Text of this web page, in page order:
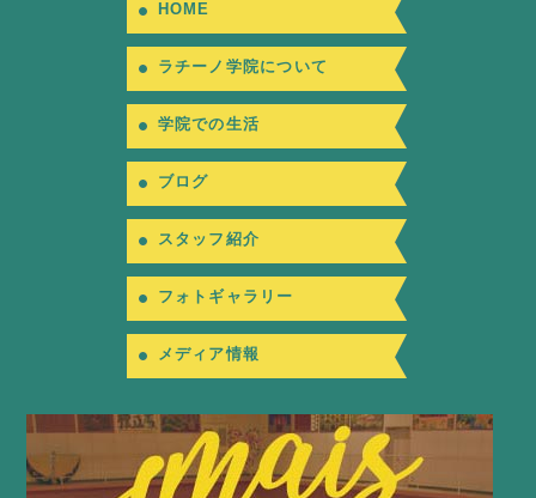
HOME
ラチーノ学院について
学院での生活
ブログ
スタッフ紹介
フォトギャラリー
メディア情報